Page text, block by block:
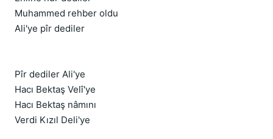
Muhammed rehber oldu
Ali'ye pîr dediler
Pîr dediler Ali'ye
Hacı Bektaş Velî'ye
Hacı Bektaş nâmını
Verdi Kızıl Deli'ye